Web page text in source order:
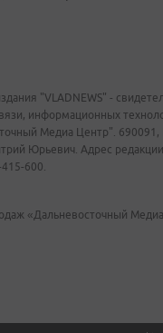
"VLADNEWS" -
информационных
Медиа Центр". 690091,
Юрьевич. Адрес
600.
«Дальневосточный